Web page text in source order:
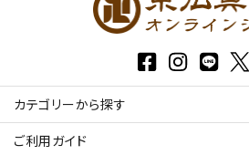
カテゴリーから探す
ご利用ガイド